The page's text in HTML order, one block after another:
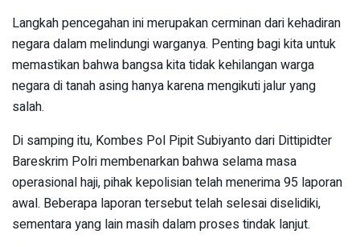
Langkah pencegahan ini merupakan cerminan dari kehadiran
negara dalam melindungi warganya. Penting bagi kita untuk
memastikan bahwa bangsa kita tidak kehilangan warga
negara di tanah asing hanya karena mengikuti jalur yang
salah.
Di samping itu, Kombes Pol Pipit Subiyanto dari Dittipidter
Bareskrim Polri membenarkan bahwa selama masa
operasional haji, pihak kepolisian telah menerima 95 laporan
awal. Beberapa laporan tersebut telah selesai diselidiki,
sementara yang lain masih dalam proses tindak lanjut.